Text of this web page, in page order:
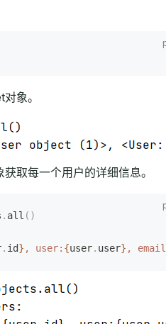
象。
取每一个用户的详细信息。
. all ()
. id} , user: {user. user} ,